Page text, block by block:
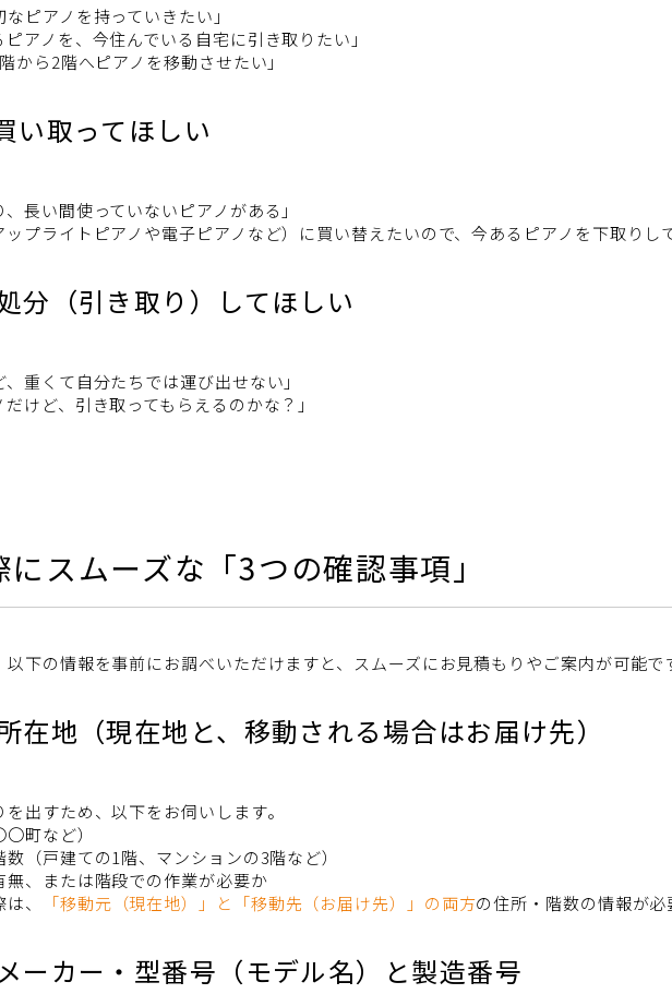
なピアノを持っていきたい」
ピアノを、今住んでいる自宅に引き取りたい」
から2階へピアノを移動させたい」
い取ってほしい
、長い間使っていないピアノがある」
ップライトピアノや電子ピアノなど）に買い替えたいので、今あるピアノを下取りし
分（引き取り）してほしい
、重くて自分たちでは運び出せない」
だけど、引き取ってもらえるのかな？」
スムーズな「3つの確認事項」
以下の情報を事前にお調べいただけますと、スムーズにお見積もりやご案内が可能で
在地（現在地と、移動される場合はお届け先）
出すため、以下をお伺いします。
町など）
数（戸建ての1階、マンションの3階など）
無、または階段での作業が必要か
、
「移動元（現在地）」と「移動先（お届け先）」の両方の住所・階数の情報が必
ーカー・型番号（モデル名）と製造番号